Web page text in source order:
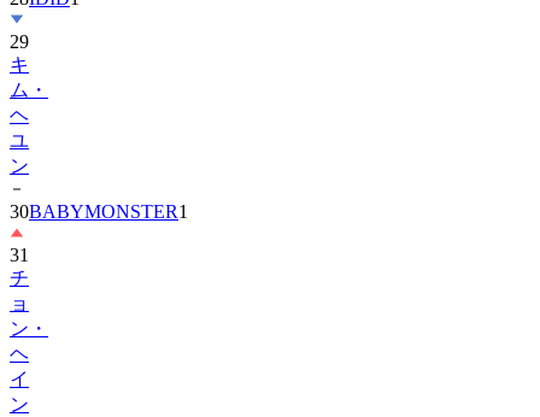
キ
ム・
ヘ
ユ
ン
30
31
チ
ョ
ン・
ヘ
イ
ン
4